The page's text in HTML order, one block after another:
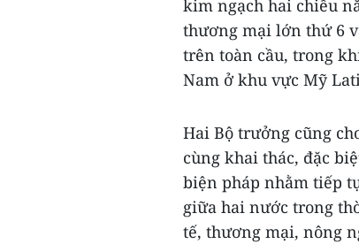
kim ngạch hai chiều
thương mại lớn thứ 6
trên toàn cầu, trong
Nam ở khu vực Mỹ
Hai Bộ trưởng cũng
cùng khai thác, đặc
biện pháp nhằm tiếp
giữa hai nước trong
tế, thương mại, nông